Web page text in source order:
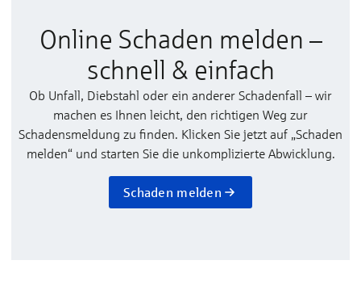
Online Schaden melden –
schnell & einfach
Ob Unfall, Diebstahl oder ein anderer Schadenfall – wir
machen es Ihnen leicht, den richtigen Weg zur
Schadensmeldung zu finden. Klicken Sie jetzt auf „Schaden
melden“ und starten Sie die unkomplizierte Abwicklung.
Schaden melden